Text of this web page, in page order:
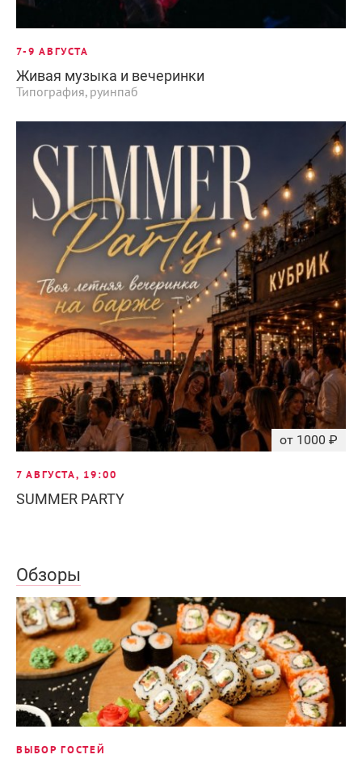
7-9 АВГУСТА
Живая музыка и вечеринки
Типография, руинпаб
от 1000 ₽
7 АВГУСТА, 19:00
SUMMER PARTY
Обзоры
ВЫБОР ГОСТЕЙ